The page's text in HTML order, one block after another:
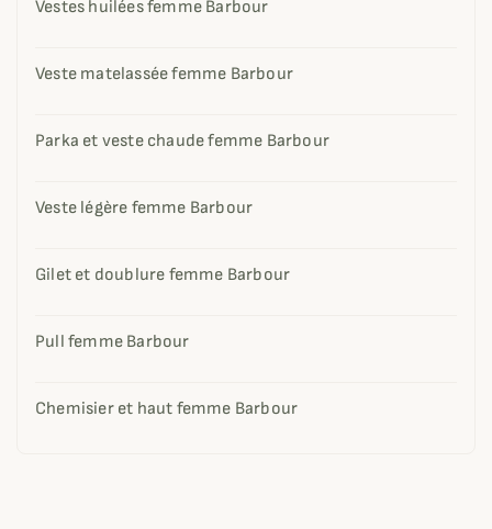
Vestes huilées femme Barbour
Veste matelassée femme Barbour
Parka et veste chaude femme Barbour
Veste légère femme Barbour
Gilet et doublure femme Barbour
Pull femme Barbour
Chemisier et haut femme Barbour